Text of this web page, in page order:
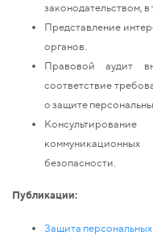
законодательством, в
Представление
органов.
Правовой аудит
соответствие
о защите
безопасности.
Публикации:
Защита